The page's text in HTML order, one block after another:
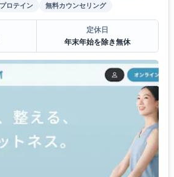
プロテイン 無料カウンセリング
定休日
年末年始を除き無休